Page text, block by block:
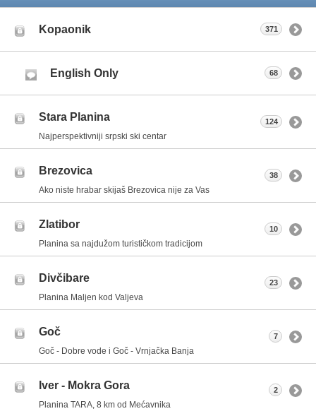
Kopaonik 371
English Only 68
Stara Planina
Najperspektivniji srpski ski centar
124
Brezovica
Ako niste hrabar skijaš Brezovica nije za Vas
38
Zlatibor
Planina sa najdužom turističkom tradicijom
10
Divčibare
Planina Maljen kod Valjeva
23
Goč
Goč - Dobre vode i Goč - Vrnjačka Banja
7
Iver - Mokra Gora
Planina TARA, 8 km od Mećavnika
2